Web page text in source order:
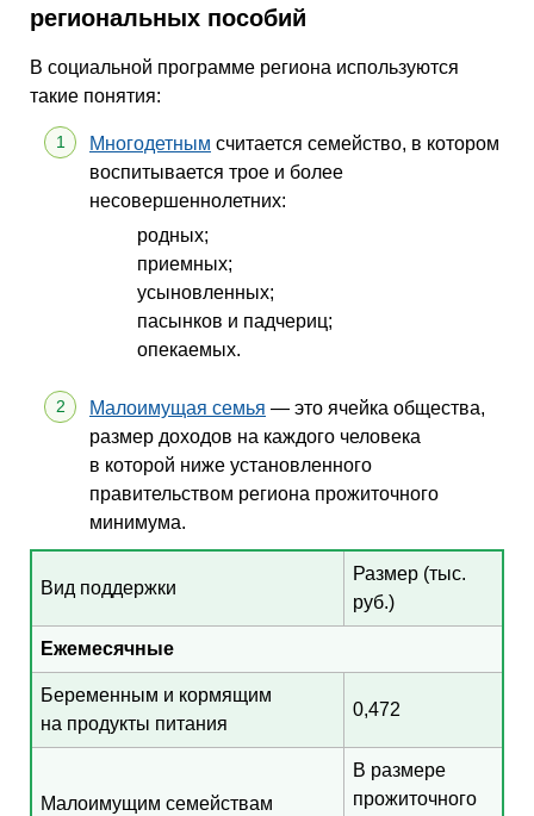
региональных пособий
В социальной программе региона используются
такие понятия:
Многодетным считается семейство, в котором
воспитывается трое и более
несовершеннолетних:
родных;
приемных;
усыновленных;
пасынков и падчериц;
опекаемых.
Малоимущая семья — это ячейка общества,
размер доходов на каждого человека
в которой ниже установленного
правительством региона прожиточного
минимума.
Вид поддержки
Размер (тыс.
руб.)
Ежемесячные
Беременным и кормящим
на продукты питания
0,472
Малоимущим семействам
В размере
прожиточного